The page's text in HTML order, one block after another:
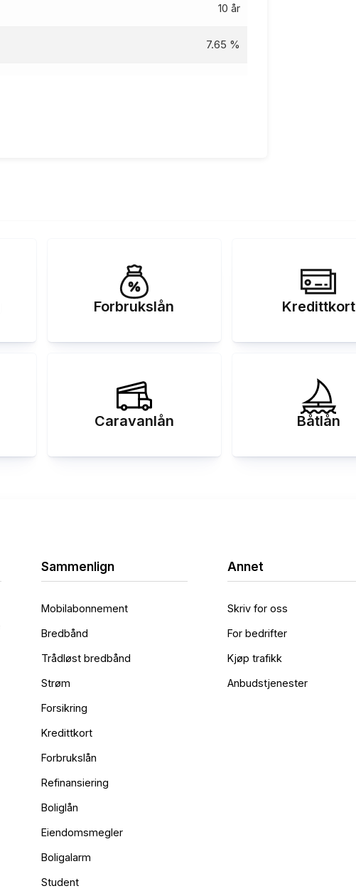
10 år
7.65 %
Forbrukslån Kredittkort
Caravanlån Båtlån
Sammenlign
Mobilabonnement
Bredbånd
Trådløst bredbånd
Strøm
Forsikring
Kredittkort
Forbrukslån
Refinansiering
Boliglån
Eiendomsmegler
Boligalarm
Student
Annet
Skriv for oss
For bedrifter
Kjøp trafikk
Anbudstjenester